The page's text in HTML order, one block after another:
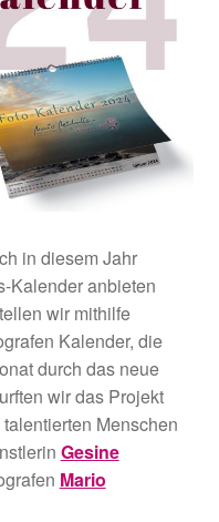
in diesem Jahr
Kalender anbieten
wir mithilfe
Kalender, die
durch das neue
wir das Projekt
Menschen
Gesine
Mario